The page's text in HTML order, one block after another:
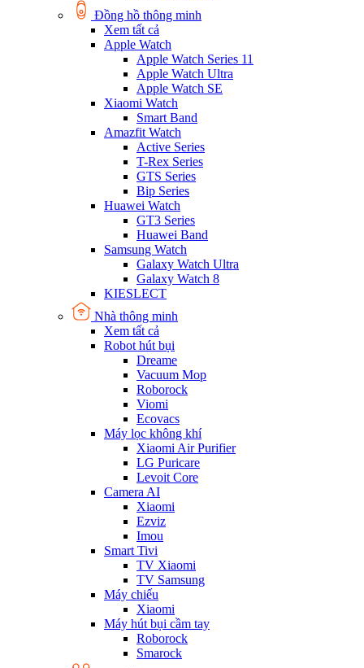
Đồng hồ thông minh
Xem tất cả
Apple Watch
Apple Watch Series 11
Apple Watch Ultra
Apple Watch SE
Xiaomi Watch
Smart Band
Amazfit Watch
Active Series
T-Rex Series
GTS Series
Bip Series
Huawei Watch
GT3 Series
Huawei Band
Samsung Watch
Galaxy Watch Ultra
Galaxy Watch 8
KIESLECT
Nhà thông minh
Xem tất cả
Robot hút bụi
Dreame
Vacuum Mop
Roborock
Viomi
Ecovacs
Máy lọc không khí
Xiaomi Air Purifier
LG Puricare
Levoit Core
Camera AI
Xiaomi
Ezviz
Imou
Smart Tivi
TV Xiaomi
TV Samsung
Máy chiếu
Xiaomi
Máy hút bụi cầm tay
Roborock
Smarock